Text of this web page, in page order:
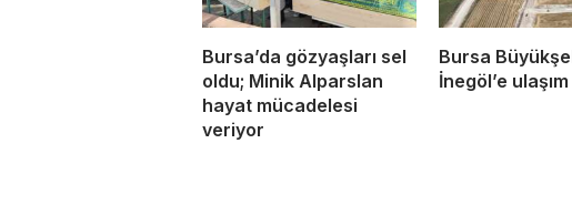
Bursa’da gözyaşları sel
oldu; Minik Alparslan
hayat mücadelesi
veriyor
Bursa
İnegöl’e ulaşım